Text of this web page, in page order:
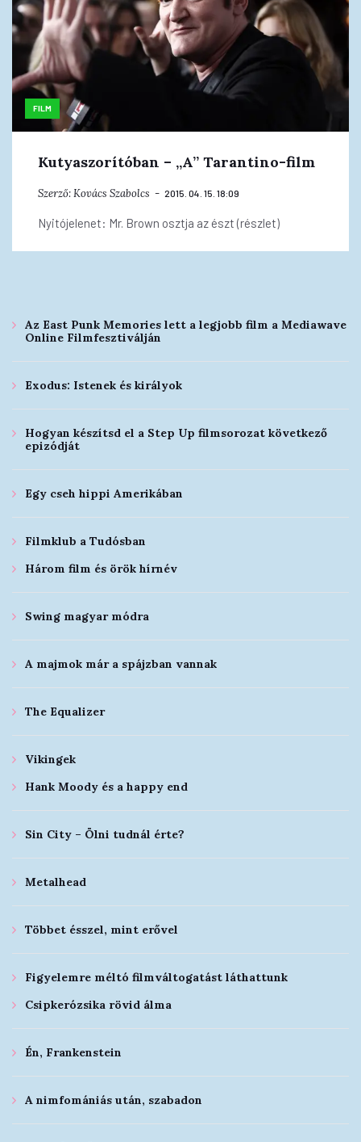
FILM
Kutyaszorítóban – „A” Tarantino-film
Szerző:Kovács Szabolcs 2015. 04. 15. 18:09
Nyitójelenet: Mr. Brown osztja az észt (részlet)
Az East Punk Memories lett a legjobb film a Mediawave
Online Filmfesztiválján
Exodus: Istenek és királyok
Hogyan készítsd el a Step Up filmsorozat következő
epizódját
Egy cseh hippi Amerikában
Filmklub a Tudósban
Három film és örök hírnév
Swing magyar módra
A majmok már a spájzban vannak
The Equalizer
Vikingek
Hank Moody és a happy end
Sin City – Ölni tudnál érte?
Metalhead
Többet ésszel, mint erővel
Figyelemre méltó filmváltogatást láthattunk
Csipkerózsika rövid álma
Én, Frankenstein
A nimfomániás után, szabadon